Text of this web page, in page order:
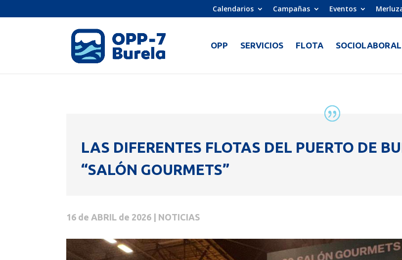
Calendarios Campañas Eventos
OPP SERVICIOS FLOTA SOCIOLABORAL
LAS DIFERENTES FLOTAS DEL PUERTO DE
“SALÓN GOURMETS”
16 de ABRIL de 2026 | NOTICIAS